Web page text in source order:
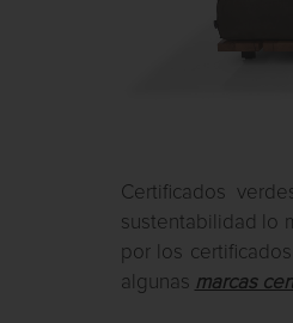
Certificados
sustentabilidad lo
por los
algunas marcas